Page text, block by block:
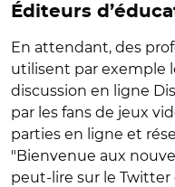
Éditeurs
En attendant, des
utilisent par exemple
discussion en ligne
par les fans de jeux
parties en ligne et
"Bienvenue aux
peut-lire sur le Twitter